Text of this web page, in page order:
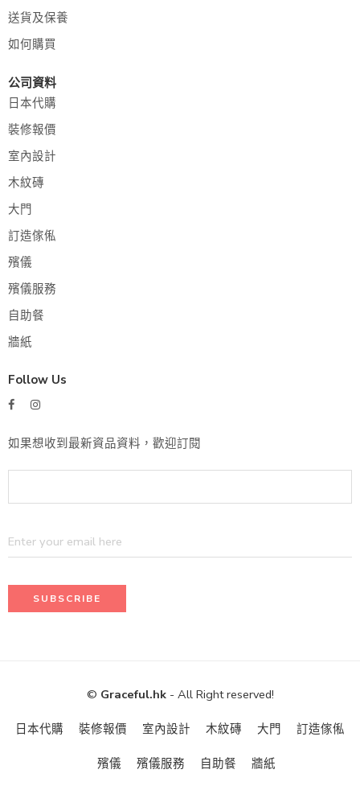
送貨及保養
如何購買
公司資料
日本代購
裝修報價
室內設計
木紋磚
大門
訂造傢俬
殯儀
殯儀服務
自助餐
牆紙
Follow Us
如果想收到最新資品資料，歡迎訂閱
© Graceful.hk- All Right reserved!
日本代購 裝修報價 室內設計 木紋磚 大門 訂造傢俬
殯儀 殯儀服務 自助餐 牆紙